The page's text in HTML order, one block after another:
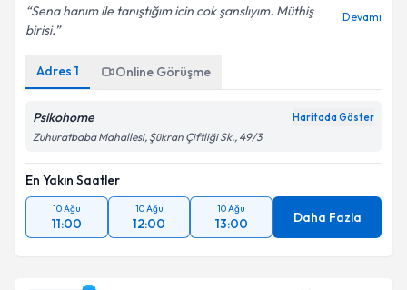
Sena hanım ile tanıştığım icin cok şanslıyım. Müthiş
birisi.
Devamı
Adres 1 Online Görüşme
Psikohome Haritada Göster
Zuhuratbaba Mahallesi, Şükran Çiftliği Sk., 49/3
En Yakın Saatler
10 Ağu
11:00
10 Ağu
12:00
10 Ağu
13:00 Daha Fazla